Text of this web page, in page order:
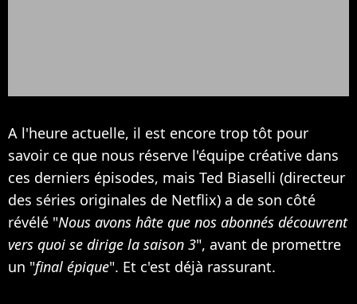
A l'heure actuelle, il est encore trop tôt pour
savoir ce que nous réserve l'équipe créative dans
ces derniers épisodes, mais Ted Biaselli (directeur
des séries originales de Netflix) a de son côté
révélé "Nous avons hâte que nos abonnés découvrent
vers quoi se dirige la saison 3", avant de promettre
un "final épique". Et c'est déjà rassurant.